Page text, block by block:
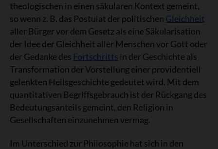
theologischen in einen säkularen Kontext gemeint,
so wenn z. B. das Postulat der politischen Gleichheit
aller Bürger vor dem Gesetz als eine Säkularisation
der Idee der Gleichheit aller Menschen vor Gott oder
der Gedanke des Fortschritts in der Geschichte als
Transformation der Vorstellung einer providentiell
gelenkten Heilsgeschichte gedeutet wird. Mit dem
quantitativen Begriffsgebrauch ist der Rückgang des
Bedeutungsanteils gemeint, den Religion in
Gesellschaften einzunehmen vermag.
Im Unterschied zur Philosophie hat sich in den